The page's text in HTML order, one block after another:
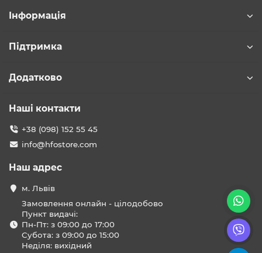
Інформація
Підтримка
Додатково
Наші контакти
+38 (098) 152 55 45
info@hfostore.com
Наш адрес
м. Львів
Замовлення онлайн - цілодобово
Пункт видачі:
Пн-Пт: з 09:00 до 17:00
Субота: з 09:00 до 15:00
Неділя: вихідний